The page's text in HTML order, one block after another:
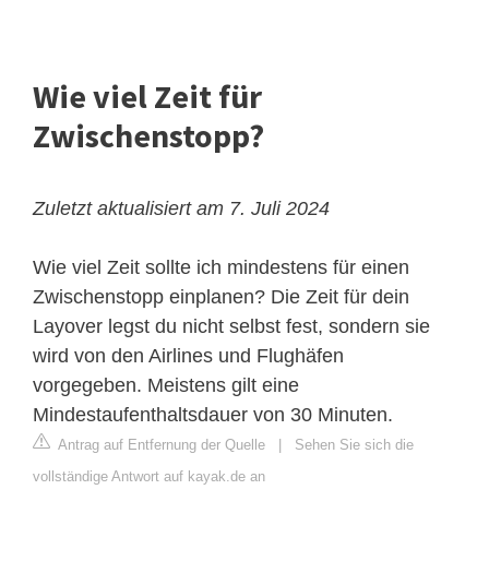
Wie viel Zeit für
Zwischenstopp?
Zuletzt aktualisiert am 7. Juli 2024
Wie viel Zeit sollte ich mindestens für einen
Zwischenstopp einplanen? Die Zeit für dein
Layover legst du nicht selbst fest, sondern sie
wird von den Airlines und Flughäfen
vorgegeben. Meistens gilt eine
Mindestaufenthaltsdauer von 30 Minuten.
Antrag auf Entfernung der Quelle
Sehen Sie sich die
vollständige Antwort auf kayak.de an